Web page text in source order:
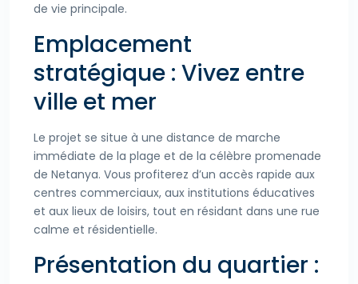
de vie principale.
Emplacement
stratégique : Vivez entre
ville et mer
Le projet se situe à une distance de marche
immédiate de la plage et de la célèbre promenade
de Netanya. Vous profiterez d’un accès rapide aux
centres commerciaux, aux institutions éducatives
et aux lieux de loisirs, tout en résidant dans une rue
calme et résidentielle.
Présentation du quartier :